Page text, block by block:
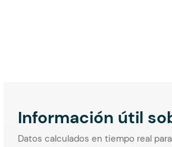
Información útil
Datos calculados en tiempo real